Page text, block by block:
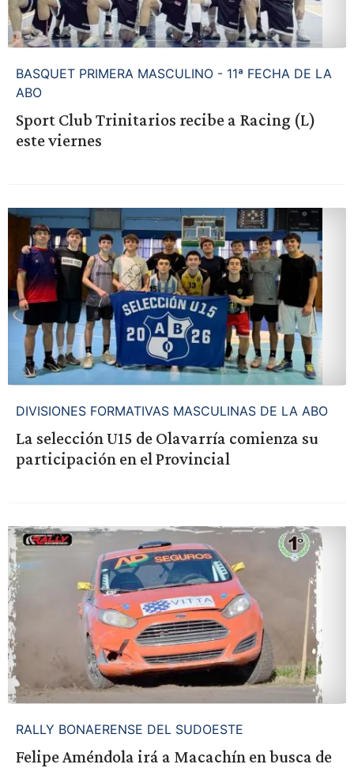
BASQUET PRIMERA MASCULINO - 11ª FECHA DE LA
ABO
Sport Club Trinitarios recibe a Racing (L)
este viernes
DIVISIONES FORMATIVAS MASCULINAS DE LA ABO
La selección U15 de Olavarría comienza su
participación en el Provincial
RALLY BONAERENSE DEL SUDOESTE
Felipe Améndola irá a Macachín en busca de